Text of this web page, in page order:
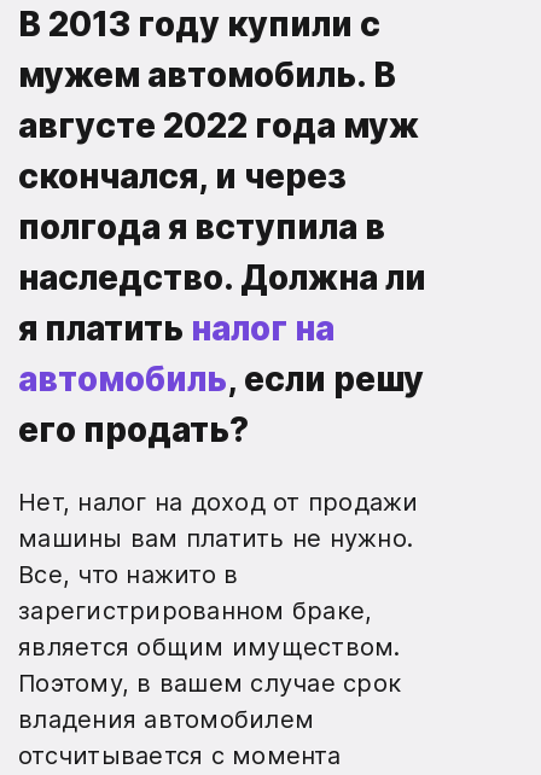
В 2013 году купили с
мужем автомобиль. В
августе 2022 года муж
скончался, и через
полгода я вступила в
наследство. Должна ли
я платить налог на
автомобиль, если решу
его продать?
Нет, налог на доход от продажи
машины вам платить не нужно.
Все, что нажито в
зарегистрированном браке,
является общим имуществом.
Поэтому, в вашем случае срок
владения автомобилем
отсчитывается с момента